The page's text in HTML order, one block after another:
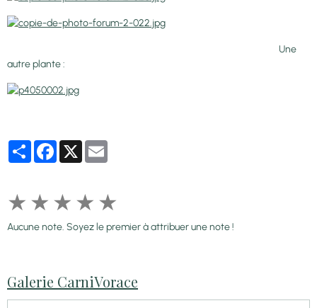
Une
autre plante :
PartagerFacebook
X
★ ★ ★ ★ ★
Aucune note. Soyez le premier à attribuer une note !
Galerie CarniVorace